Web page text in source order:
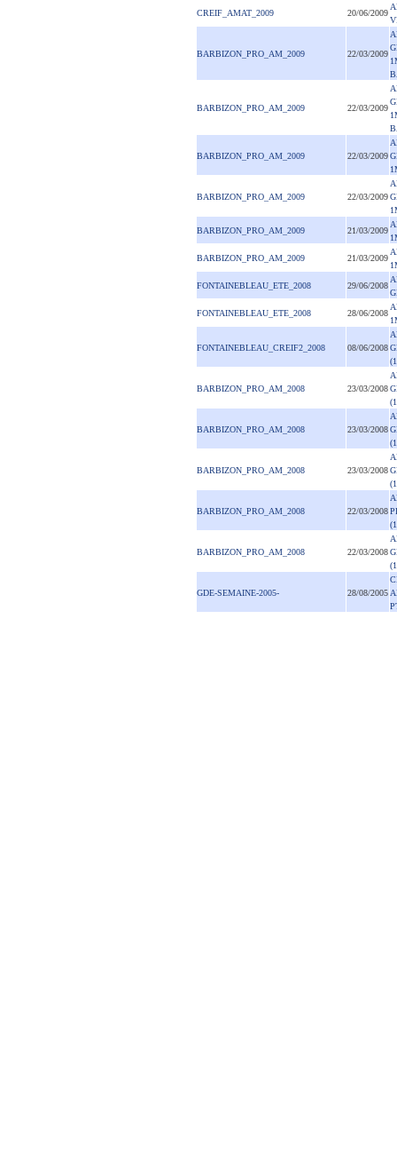
CREIF_AMAT_2009 20/06/2009
BARBIZON_PRO_AM_2009 22/03/2009
BARBIZON_PRO_AM_2009 22/03/2009
BARBIZON_PRO_AM_2009 22/03/2009
BARBIZON_PRO_AM_2009 22/03/2009
BARBIZON_PRO_AM_2009 21/03/2009
BARBIZON_PRO_AM_2009 21/03/2009
FONTAINEBLEAU_ETE_2008 29/06/2008
FONTAINEBLEAU_ETE_2008 28/06/2008
FONTAINEBLEAU_CREIF2_2008 08/06/2008
BARBIZON_PRO_AM_2008 23/03/2008
BARBIZON_PRO_AM_2008 23/03/2008
BARBIZON_PRO_AM_2008 23/03/2008
BARBIZON_PRO_AM_2008 22/03/2008
BARBIZON_PRO_AM_2008 22/03/2008
GDE-SEMAINE-2005- 28/08/2005